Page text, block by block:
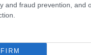
and fraud prevention, and
orgyilkosságok,